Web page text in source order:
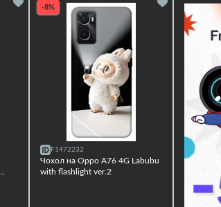
-8%
F1472232
Чохол на Oppo A76 4G Labubu
with flashlight ver.2